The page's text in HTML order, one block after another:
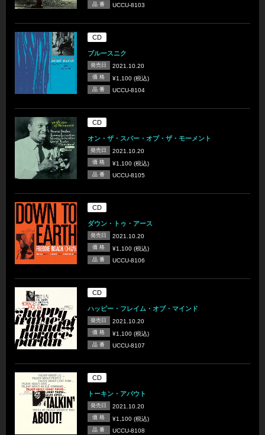
品 番 UCCU-8103
CD
ブルースニク
発売日 2021.10.20
価 格 ¥1,100 (税込)
品 番 UCCU-8104
CD
オン・ザ・スパー・オブ・ザ・モーメント
発売日 2021.10.20
価 格 ¥1,100 (税込)
品 番 UCCU-8105
CD
ダウン・トゥ・アース
発売日 2021.10.20
価 格 ¥1,100 (税込)
品 番 UCCU-8106
CD
ハッピー・フレイム・オブ・マインド
発売日 2021.10.20
価 格 ¥1,100 (税込)
品 番 UCCU-8107
CD
トーキン・アバウト
発売日 2021.10.20
価 格 ¥1,100 (税込)
品 番 UCCU-8108